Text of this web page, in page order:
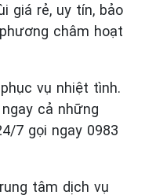
giá rẻ, uy tín, bảo
châm hoạt
vụ nhiệt tình.
cả những
7 gọi ngay 0983
tâm dịch vụ